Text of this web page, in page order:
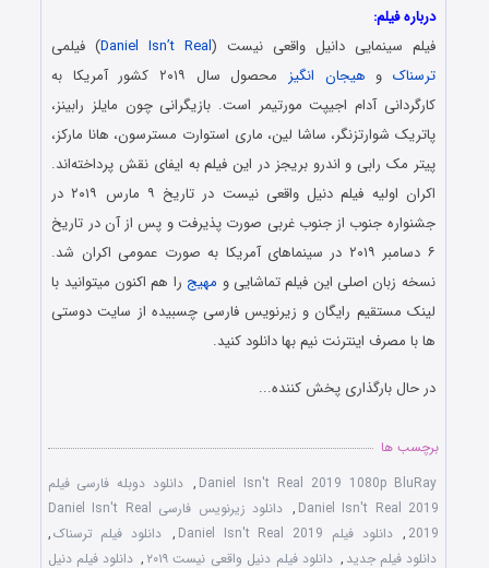
درباره فیلم:
فیلم سینمایی دانیل واقعی نیست (Daniel Isn’t Real) فیلمی
ترسناک و هیجان انگیز
محصول سال ۲۰۱۹ کشور آمریکا به
کارگردانی آدام اجیپت مورتیمر است. بازیگرانی چون مایلز رابینز،
پاتریک شوارتزنگر، ساشا لین، ماری استوارت مسترسون، هانا مارکز،
پیتر مک رابی و اندرو بریجز در این فیلم به ایفای نقش پرداخته‌اند.
اکران اولیه فیلم دنیل واقعی نیست در تاریخ ۹ مارس ۲۰۱۹ در
جشنواره جنوب از جنوب غربی صورت پذیرفت و پس از آن در تاریخ
۶ دسامبر ۲۰۱۹ در سینماهای آمریکا به صورت عمومی اکران شد.
نسخه زبان اصلی این فیلم تماشایی و مهیج را هم اکنون میتوانید با
لینک مستقیم رایگان و زیرنویس فارسی چسبیده از سایت دوستی
ها با مصرف اینترنت نیم بها دانلود کنید.
در حال بارگذاری پخش کننده...
برچسب ها
Daniel Isn't Real 2019 1080p BluRay
, دانلود دوبله فارسی فیلم
Daniel Isn't Real 2019
,
دانلود زیرنویس فارسی Daniel Isn't Real
2019
, دانلود فیلم Daniel Isn't Real 2019 , دانلود فیلم ترسناک,
دانلود فیلم جدید , دانلود فیلم دنیل واقعی نیست ۲۰۱۹ , دانلود فیلم دنیل